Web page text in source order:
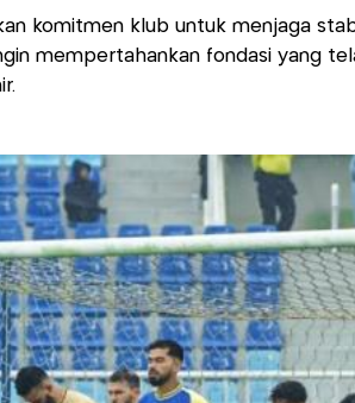
komitmen klub untuk menjaga
mempertahankan fondasi yang